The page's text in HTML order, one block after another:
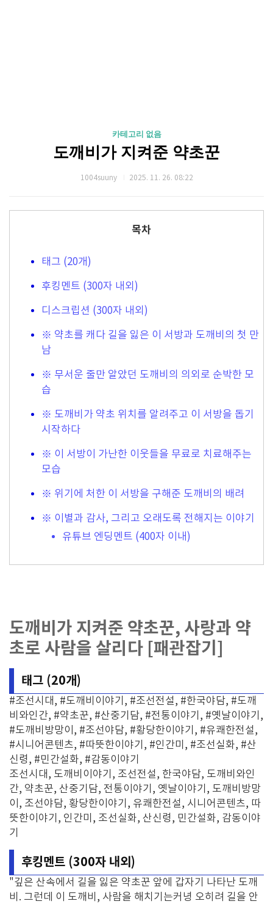
카테고리 없음
도깨비가 지켜준 약초꾼
1004suuny 2025. 11. 26. 08:22
목차
태그 (20개)
후킹멘트 (300자 내외)
디스크립션 (300자 내외)
※ 약초를 캐다 길을 잃은 이 서방과 도깨비의 첫 만
남
※ 무서운 줄만 알았던 도깨비의 의외로 순박한 모
습
※ 도깨비가 약초 위치를 알려주고 이 서방을 돕기
시작하다
※ 이 서방이 가난한 이웃들을 무료로 치료해주는
모습
※ 위기에 처한 이 서방을 구해준 도깨비의 배려
※ 이별과 감사, 그리고 오래도록 전해지는 이야기
유튜브 엔딩멘트 (400자 이내)
도깨비가 지켜준 약초꾼, 사랑과 약
초로 사람을 살리다 [패관잡기]
태그 (20개)
#조선시대, #도깨비이야기, #조선전설, #한국야담, #도깨
비와인간, #약초꾼, #산중기담, #전통이야기, #옛날이야기,
#도깨비방망이, #조선야담, #황당한이야기, #유쾌한전설,
#시니어콘텐츠, #따뜻한이야기, #인간미, #조선실화, #산
신령, #민간설화, #감동이야기
조선시대, 도깨비이야기, 조선전설, 한국야담, 도깨비와인
간, 약초꾼, 산중기담, 전통이야기, 옛날이야기, 도깨비방망
이, 조선야담, 황당한이야기, 유쾌한전설, 시니어콘텐츠, 따
뜻한이야기, 인간미, 조선실화, 산신령, 민간설화, 감동이야
기
후킹멘트 (300자 내외)
"깊은 산속에서 길을 잃은 약초꾼 앞에 갑자기 나타난 도깨
비. 그런데 이 도깨비, 사람을 해치기는커녕 오히려 길을 안